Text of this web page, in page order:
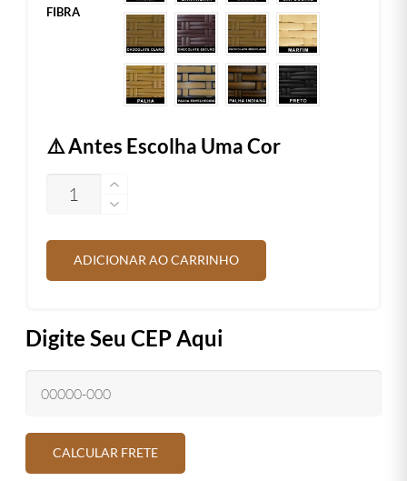
FIBRA
⚠️ Antes Escolha Uma Cor
QUANTIDADE
ADICIONAR AO CARRINHO
Digite Seu CEP Aqui